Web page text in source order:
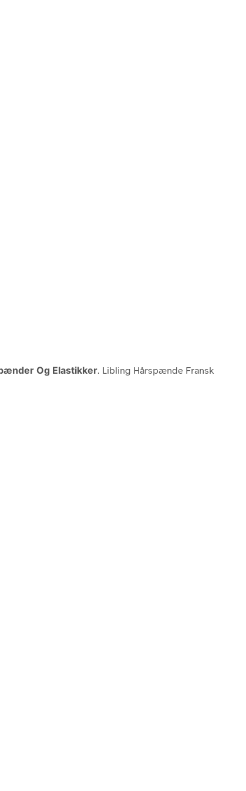
Og Elastikker . Libling Hårspænde Fransk